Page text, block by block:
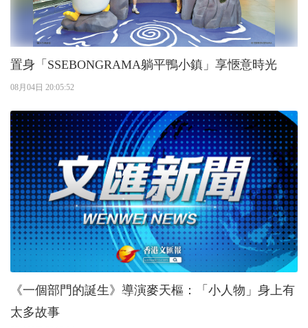
置身「SSEBONGRAMA躺平鴨小鎮」享愜意時光
08月04日 20:05:52
《一個部門的誕生》導演麥天樞：「小人物」身上有
太多故事